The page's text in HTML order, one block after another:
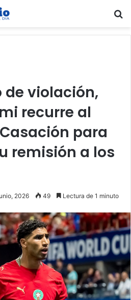
de violación,
recurre al
para
remisión a los
2026 49 Lectura de 1 minuto